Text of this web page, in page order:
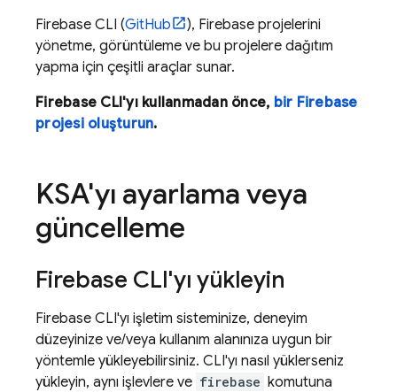
Firebase CLI (GitHub
), Firebase projelerini
yönetme, görüntüleme ve bu projelere dağıtım
yapma için çeşitli araçlar sunar.
Firebase CLI'yı kullanmadan önce, bir Firebase
projesi oluşturun.
KSA'yı ayarlama veya
güncelleme
Firebase CLI'yı yükleyin
Firebase CLI'yı işletim sisteminize, deneyim
düzeyinize ve/veya kullanım alanınıza uygun bir
yöntemle yükleyebilirsiniz. CLI'yı nasıl yüklerseniz
yükleyin, aynı işlevlere ve firebase komutuna